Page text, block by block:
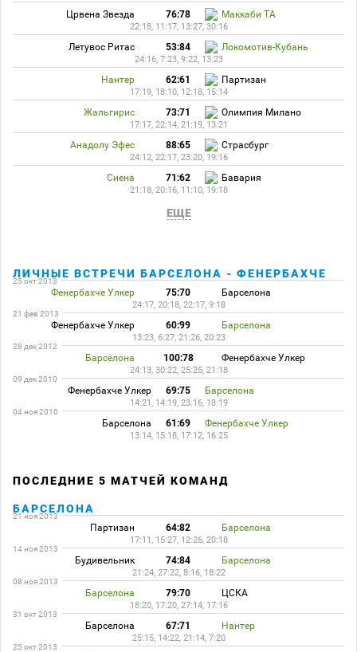
Црвена Звезда 76:78 Маккаби ТА
22:18, 11:17, 13:27, 30:16
Летувос Ритас 53:84 Локомотив-Кубань
24:16, 7:23, 9:22, 13:23
Нантер 62:61 Партизан
17:19, 18:10, 12:18, 15:14
Жальгирис 73:71 Олимпия Милано
17:17, 22:14, 21:19, 13:21
Анадолу Эфес 88:65 Страсбург
24:12, 22:17, 23:20, 19:16
Сиена 71:62 Бавария
21:18, 20:16, 11:10, 19:18
ЕЩЕ
ЛИЧНЫЕ ВСТРЕЧИ БАРСЕЛОНА - ФЕНЕРБАХЧЕ
25 окт 2013
Фенербахче Улкер 75:70 Барселона
24:17, 20:18, 22:17, 9:18
21 фев 2013
Фенербахче Улкер 60:99 Барселона
13:23, 6:27, 21:26, 20:23
28 дек 2012
Барселона 100:78 Фенербахче Улкер
24:13, 30:22, 25:25, 21:18
09 дек 2010
Фенербахче Улкер 69:75 Барселона
14:21, 14:19, 23:16, 18:19
04 ноя 2010
Барселона 61:69 Фенербахче Улкер
13:14, 15:18, 17:12, 16:25
ПОСЛЕДНИЕ 5 МАТЧЕЙ КОМАНД
БАРСЕЛОНА
21 ноя 2013
Партизан 64:82 Барселона
17:11, 15:27, 12:26, 20:18
14 ноя 2013
Будивельник 74:84 Барселона
21:24, 27:22, 8:16, 18:22
08 ноя 2013
Барселона 79:70 ЦСКА
18:20, 17:20, 27:14, 17:16
31 окт 2013
Барселона 67:71 Нантер
25:15, 14:22, 21:14, 7:20
25 окт 2013